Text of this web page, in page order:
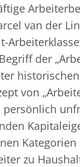
van der
der
von
zu